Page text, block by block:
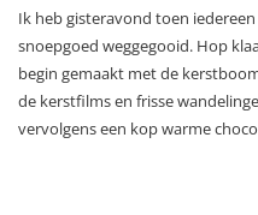
Ik heb gisteravond toen
snoepgoed weggegooid. Hop
begin gemaakt met de
de kerstfilms en frisse
vervolgens een kop warme